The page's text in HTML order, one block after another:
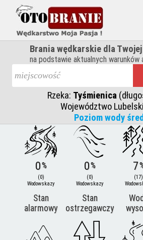
Brania wędkarskie dla
na podstawie aktualnych
Rzeka: Tyśmienica
Województwo
Poziom wody
0%
(0)
Wodowskazy
Stan
alarmowy
0%
(0)
Wodowskazy
Stan
ostrzegawczy
7
(17)